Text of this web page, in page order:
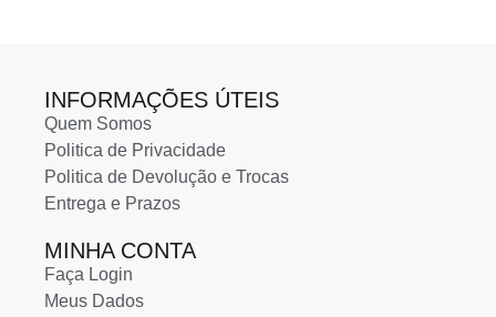
INFORMAÇÕES ÚTEIS
Quem Somos
Politica de Privacidade
Politica de Devolução e Trocas
Entrega e Prazos
MINHA CONTA
Faça Login
Meus Dados